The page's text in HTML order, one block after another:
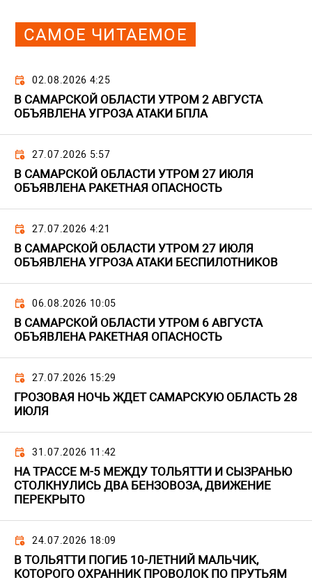
САМОЕ ЧИТАЕМОЕ
02.08.2026 4:25
В САМАРСКОЙ ОБЛАСТИ УТРОМ 2 АВГУСТА
ОБЪЯВЛЕНА УГРОЗА АТАКИ БПЛА
27.07.2026 5:57
В САМАРСКОЙ ОБЛАСТИ УТРОМ 27 ИЮЛЯ
ОБЪЯВЛЕНА РАКЕТНАЯ ОПАСНОСТЬ
27.07.2026 4:21
В САМАРСКОЙ ОБЛАСТИ УТРОМ 27 ИЮЛЯ
ОБЪЯВЛЕНА УГРОЗА АТАКИ БЕСПИЛОТНИКОВ
06.08.2026 10:05
В САМАРСКОЙ ОБЛАСТИ УТРОМ 6 АВГУСТА
ОБЪЯВЛЕНА РАКЕТНАЯ ОПАСНОСТЬ
27.07.2026 15:29
ГРОЗОВАЯ НОЧЬ ЖДЕТ САМАРСКУЮ ОБЛАСТЬ 28
ИЮЛЯ
31.07.2026 11:42
НА ТРАССЕ М-5 МЕЖДУ ТОЛЬЯТТИ И СЫЗРАНЬЮ
СТОЛКНУЛИСЬ ДВА БЕНЗОВОЗА, ДВИЖЕНИЕ
ПЕРЕКРЫТО
24.07.2026 18:09
В ТОЛЬЯТТИ ПОГИБ 10-ЛЕТНИЙ МАЛЬЧИК,
КОТОРОГО ОХРАННИК ПРОВОЛОК ПО ПРУТЬЯМ